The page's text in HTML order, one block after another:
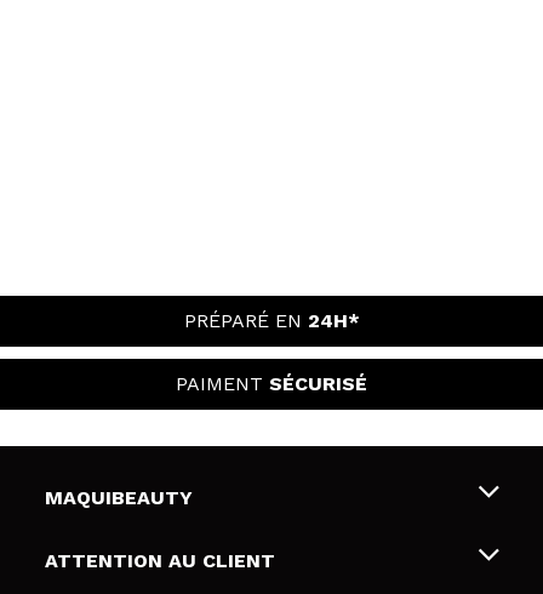
PRÉPARÉ EN 24H*
PAIMENT SÉCURISÉ
MAQUIBEAUTY
Qui sommes nous
ATTENTION AU CLIENT